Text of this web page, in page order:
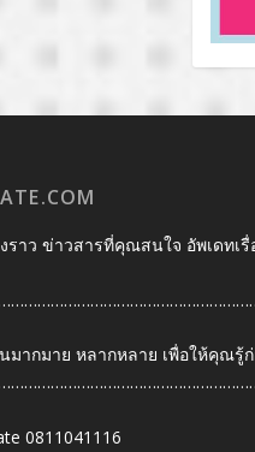
ราว ข่าวสารที่คุณสนใจ อัพเดทเ
มากมาย หลากหลาย เพื่อให้คุณรู้
0811041116